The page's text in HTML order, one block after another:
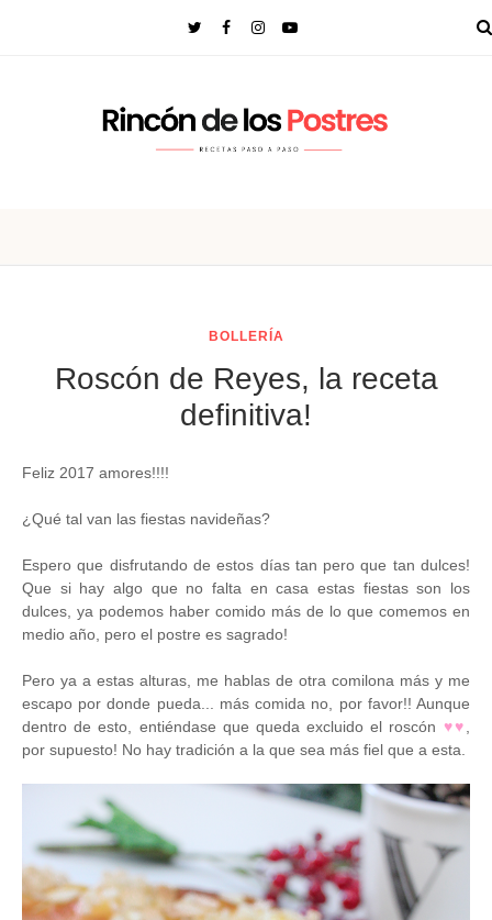
BOLLERÍA
Roscón de Reyes, la receta
definitiva!
Feliz 2017 amores!!!!
¿Qué tal van las fiestas navideñas?
Espero que disfrutando de estos días tan pero que tan dulces!
Que si hay algo que no falta en casa estas fiestas son los
dulces, ya podemos haber comido más de lo que comemos en
medio año, pero el postre es sagrado!
Pero ya a estas alturas, me hablas de otra comilona más y me
escapo por donde pueda... más comida no, por favor!! Aunque
dentro de esto, entiéndase que queda excluido el roscón ♥♥,
por supuesto! No hay tradición a la que sea más fiel que a esta.